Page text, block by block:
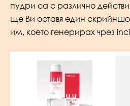
пудри са с различно
ще Ви оставя един
им, което генерирах чрез